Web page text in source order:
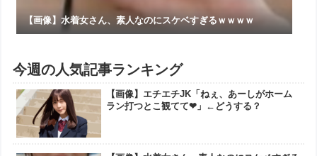
【画像】水着女さん、素人なのにスケベすぎるｗｗｗｗ
今週の人気記事ランキング
【画像】エチエチJK「ねぇ、あーしがホーム
ラン打つとこ観てて❤」←どうする？